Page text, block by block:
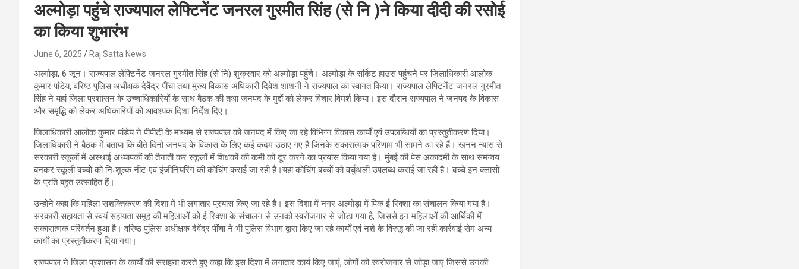
अल्मोड़ा पहुंचे राज्यपाल लेफ्टिनेंट जनरल गुरमीत सिंह (से नि )ने किया दीदी की रसोई
का किया शुभारंभ
June 6, 2025 Raj Satta News
अल्मोड़ा, 6 जून। राज्यपाल लेफ्टिनेंट जनरल गुरमीत सिंह (से नि) शुक्रवार को अल्मोड़ा पहुंचे। अल्मोड़ा के सर्किट हाउस पहुंचने पर जिलाधिकारी आलोक
कुमार पांडेय, वरिष्ठ पुलिस अधीक्षक देवेंद्र पींचा तथा मुख्य विकास अधिकारी दिवेश शाशनी ने राज्यपाल का स्वागत किया। राज्यपाल लेफ्टिनेंट जनरल गुरमीत
सिंह ने यहां जिला प्रशासन के उच्चाधिकारियों के साथ बैठक की तथा जनपद के मुद्दों को लेकर विचार विमर्श किया। इस दौरान राज्यपाल ने जनपद के विकास
और समृद्धि को लेकर अधिकारियों को आवश्यक दिशा निर्देश दिए।
जिलाधिकारी आलोक कुमार पांडेय ने पीपीटी के माध्यम से राज्यपाल को जनपद में किए जा रहे विभिन्न विकास कार्यों एवं उपलब्धियों का प्रस्तुतीकरण दिया।
जिलाधिकारी ने बैठक में बताया कि बीते दिनों जनपद के विकास के लिए कई कदम उठाए गए हैं जिनके सकारात्मक परिणाम भी सामने आ रहे हैं। खनन न्यास से
सरकारी स्कूलों में अस्थाई अध्यापकों की तैनाती कर स्कूलों में शिक्षकों की कमी को दूर करने का प्रयास किया गया है। मुंबई की पेस अकादमी के साथ समन्वय
बनकर स्कूली बच्चों को निःशुल्क नीट एवं इंजीनियरिंग की कोचिंग कराई जा रही है।यहां कोचिंग बच्चों को वर्चुअली उपलब्ध कराई जा रही है। बच्चे इन क्लासों
के प्रति बहुत उत्साहित हैं।
उन्होंने कहा कि महिला सशक्तिकरण की दिशा में भी लगातार प्रयास किए जा रहे हैं। इस दिशा में नगर अल्मोड़ा में पिंक ई रिक्शा का संचालन किया गया है।
सरकारी सहायता से स्वयं सहायता समूह की महिलाओं को ई रिक्शा के संचालन से उनको स्वरोजगार से जोड़ा गया है, जिससे इन महिलाओं की आर्थिकी में
सकारात्मक परिवर्तन हुआ है। वरिष्ठ पुलिस अधीक्षक देवेंद्र पींचा ने भी पुलिस विभाग द्वारा किए जा रहे कार्यों एवं नशे के विरुद्ध की जा रही कार्रवाई सेम अन्य
कार्यों का प्रस्तुतीकरण दिया गया।
राज्यपाल ने जिला प्रशासन के कार्यों की सराहना करते हुए कहा कि इस दिशा में लगातार कार्य किए जाएं, लोगों को स्वरोजगार से जोड़ा जाए जिससे उनकी